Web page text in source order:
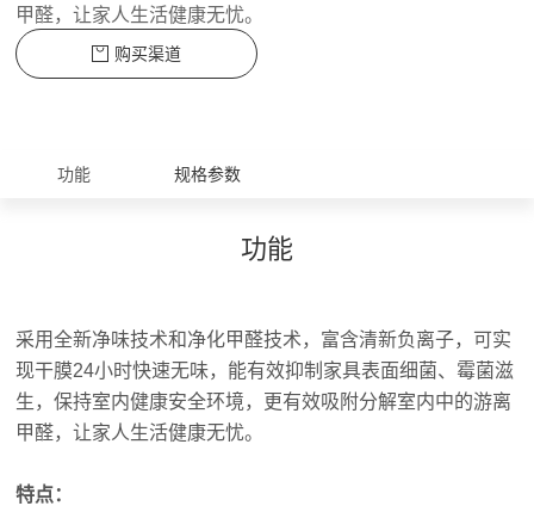
甲醛，让家人生活健康无忧。
购买渠道
功能 规格参数
功能
采用全新净味技术和净化甲醛技术，富含清新负离子，可实
现干膜24小时快速无味，能有效抑制家具表面细菌、霉菌滋
生，保持室内健康安全环境，更有效吸附分解室内中的游离
甲醛，让家人生活健康无忧。
特点：